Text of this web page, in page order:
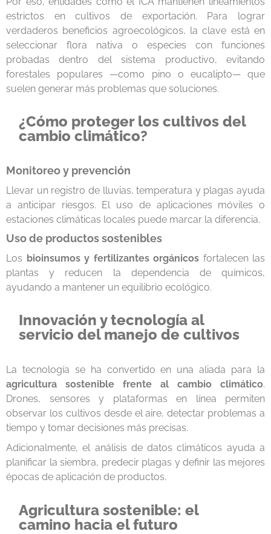
estrictos en cultivos de exportación. Para lograr
verdaderos beneficios agroecológicos, la clave está en
seleccionar flora nativa o especies con funciones
probadas dentro del sistema productivo, evitando
forestales populares —como pino o eucalipto— que
suelen generar más problemas que soluciones.
¿Cómo proteger los cultivos del
cambio climático?
Monitoreo y prevención
Llevar un registro de lluvias, temperatura y plagas ayuda
a anticipar riesgos. El uso de aplicaciones móviles o
estaciones climáticas locales puede marcar la diferencia.
Uso de productos sostenibles
Los bioinsumos y fertilizantes orgánicos fortalecen las
plantas y reducen la dependencia de químicos,
ayudando a mantener un equilibrio ecológico.
Innovación y tecnología al
servicio del manejo de cultivos
La tecnología se ha convertido en una aliada para la
agricultura sostenible frente al cambio climático.
Drones, sensores y plataformas en línea permiten
observar los cultivos desde el aire, detectar problemas a
tiempo y tomar decisiones más precisas.
Adicionalmente, el análisis de datos climáticos ayuda a
planificar la siembra, predecir plagas y definir las mejores
épocas de aplicación de productos.
Agricultura sostenible: el
camino hacia el futuro